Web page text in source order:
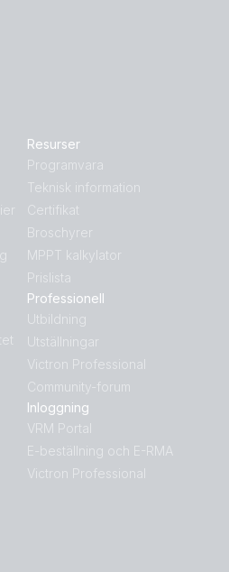
Resurser
Programvara
Teknisk information
Certifikat
Broschyrer
MPPT kalkylator
Prislista
Professionell
Utbildning
Utställningar
Victron Professional
Community-forum
Inloggning
VRM Portal
E-beställning och E-RMA
Victron Professional